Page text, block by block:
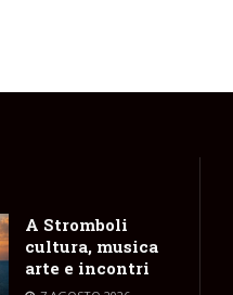
A Stromboli
cultura, musica
arte e incontri